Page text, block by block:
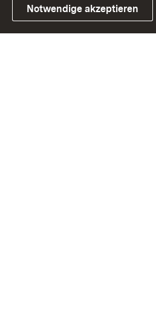
Link zum Landesportal
Notwendige akzeptieren